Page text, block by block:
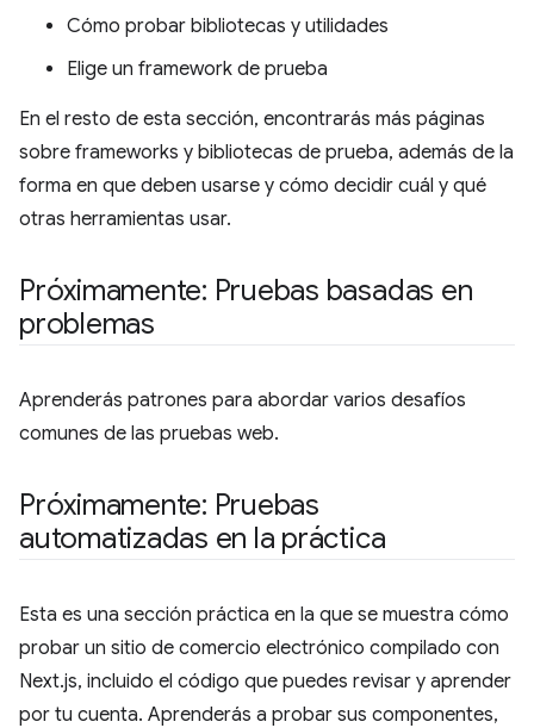
Cómo probar bibliotecas y utilidades
Elige un framework de prueba
En el resto de esta sección, encontrarás más páginas
sobre frameworks y bibliotecas de prueba, además de la
forma en que deben usarse y cómo decidir cuál y qué
otras herramientas usar.
Próximamente: Pruebas basadas en
problemas
Aprenderás patrones para abordar varios desafíos
comunes de las pruebas web.
Próximamente: Pruebas
automatizadas en la práctica
Esta es una sección práctica en la que se muestra cómo
probar un sitio de comercio electrónico compilado con
Next.js, incluido el código que puedes revisar y aprender
por tu cuenta. Aprenderás a probar sus componentes,